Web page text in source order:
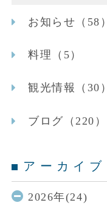
お知らせ（58）
料理（5）
観光情報（30）
ブログ（220）
アーカイブ
2026年(24)